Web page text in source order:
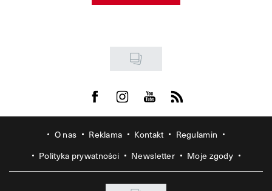
Visit us on Facebook
Visit us on Instagram
Visit us on Youtube
Visit us on Rss
O nas Reklama Kontakt
Regulamin
Polityka prywatności
Newsletter Moje zgody